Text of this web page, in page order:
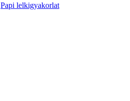
Papi lelkigyakorlat